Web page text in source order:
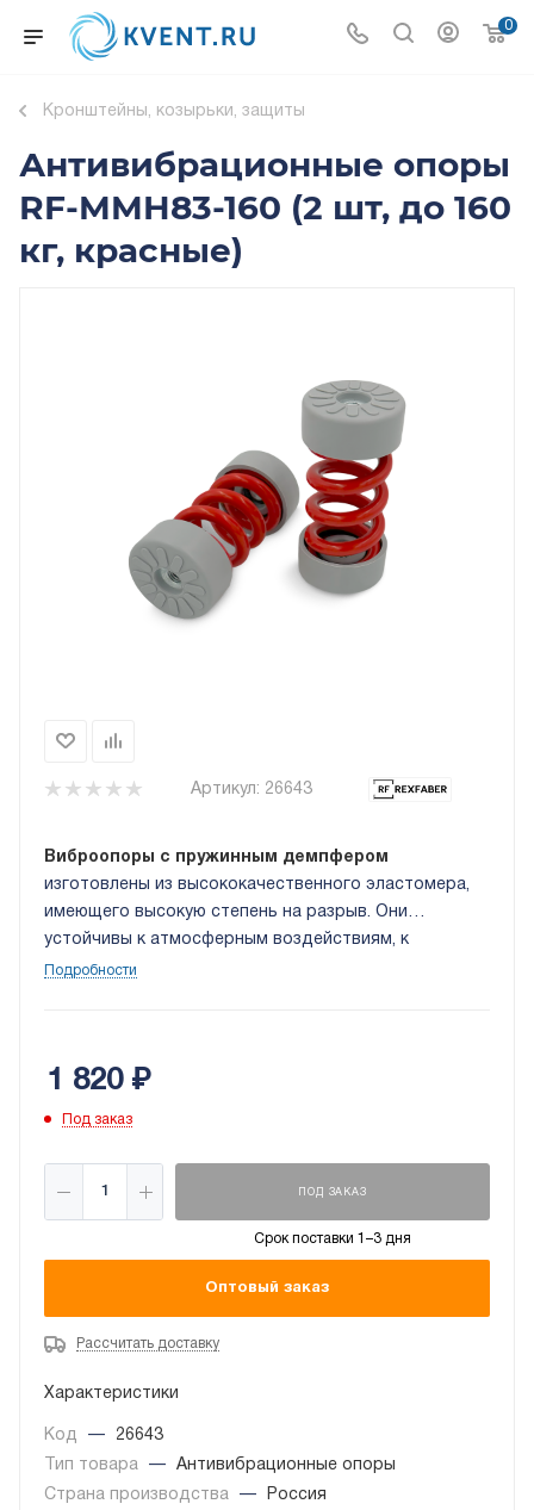
0
Кронштейны, козырьки, защиты
Антивибрационные опоры
RF-MMH83-160 (2 шт, до 160
кг, красные)
Артикул: 26643
Виброопоры с пружинным демпфером
изготовлены из высококачественного эластомера,
имеющего высокую степень на разрыв. Они
устойчивы к атмосферным воздействиям, к
действию углеводородов, жиров органического
ультрафиолетовому излучению.
Подробности
1 820₽
Под заказ
ПОД ЗАКАЗ
Срок поставки 1–3 дня
Оптовый заказ
Рассчитать доставку
Характеристики
Код —
26643
Тип товара
—
Антивибрационные опоры
Страна производства
—
Россия